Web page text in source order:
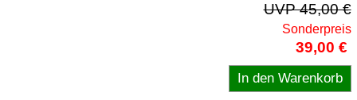
UVP 45,00 €
Sonderpreis
39,00 €